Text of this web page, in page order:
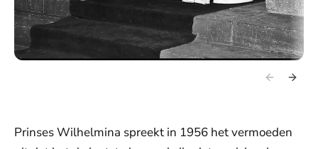
Prinses Wilhelmina spreekt in 1956 het vermoeden